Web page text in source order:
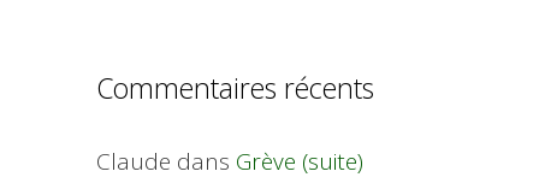
Commentaires récents
Claude dans Grève (suite)